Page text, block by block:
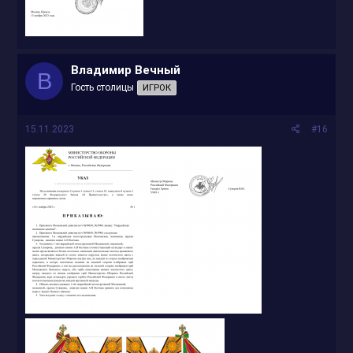
В Владимир Вечный
Гость столицы ИГРОК
15.11.2023 #16